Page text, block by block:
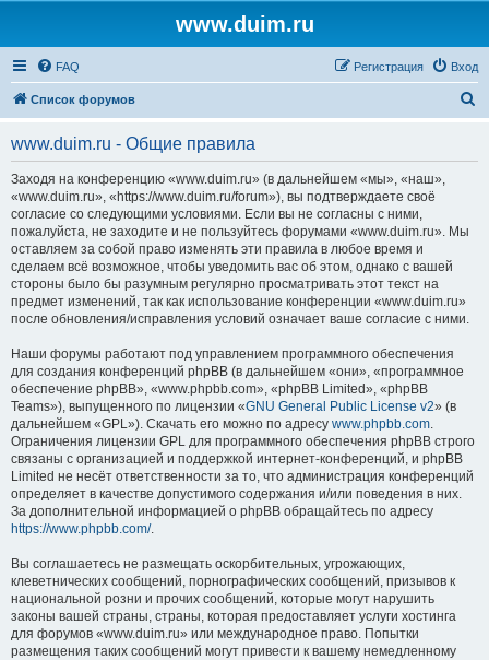
www.duim.ru
FAQ Вход
Регистрация
Список форумов
www.duim.ru - Общие правила
Заходя на конференцию «www.duim.ru» (в дальнейшем «мы», «наш»,
«www.duim.ru», «https://www.duim.ru/forum»), вы подтверждаете своё
согласие со следующими условиями. Если вы не согласны с ними,
пожалуйста, не заходите и не пользуйтесь форумами «www.duim.ru». Мы
оставляем за собой право изменять эти правила в любое время и
сделаем всё возможное, чтобы уведомить вас об этом, однако с вашей
стороны было бы разумным регулярно просматривать этот текст на
предмет изменений, так как использование конференции «www.duim.ru»
после обновления/исправления условий означает ваше согласие с ними.
Наши форумы работают под управлением программного обеспечения
для создания конференций phpBB (в дальнейшем «они», «программное
обеспечение phpBB», «www.phpbb.com», «phpBB Limited», «phpBB
Teams»), выпущенного по лицензии «GNU General Public License v2» (в
дальнейшем «GPL»). Скачать его можно по адресу www.phpbb.com.
Ограничения лицензии GPL для программного обеспечения phpBB строго
связаны с организацией и поддержкой интернет-конференций, и phpBB
Limited не несёт ответственности за то, что администрация конференций
определяет в качестве допустимого содержания и/или поведения в них.
За дополнительной информацией о phpBB обращайтесь по адресу
https://www.phpbb.com/.
Вы соглашаетесь не размещать оскорбительных, угрожающих,
клеветнических сообщений, порнографических сообщений, призывов к
национальной розни и прочих сообщений, которые могут нарушить
законы вашей страны, страны, которая предоставляет услуги хостинга
для форумов «www.duim.ru» или международное право. Попытки
размещения таких сообщений могут привести к вашему немедленному